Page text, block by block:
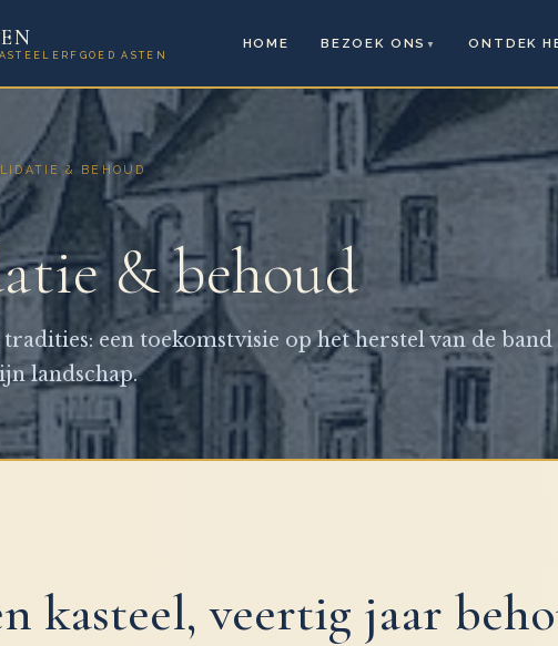
ASTEN
HOME BEZOEK ONS ▼ ONTDEK
& BEHOUD
& behoud
een toekomstvisie op het herstel van de band
landschap.
kasteel, veertig jaar